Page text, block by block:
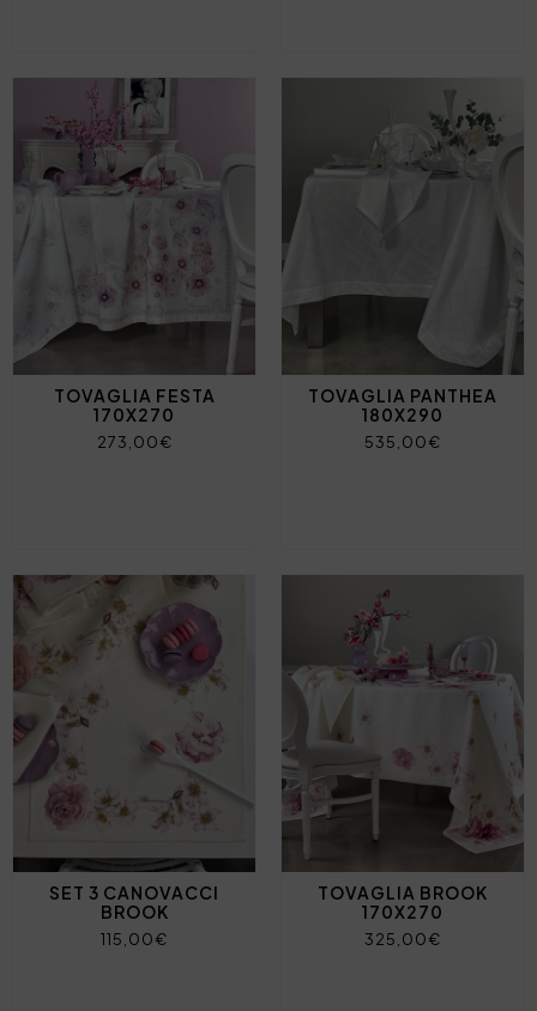
TOVAGLIA FESTA
170X270
273,00€
TOVAGLIA PANTHEA
180X290
535,00€
SET 3 CANOVACCI
BROOK
115,00€
TOVAGLIA BROOK
170X270
325,00€